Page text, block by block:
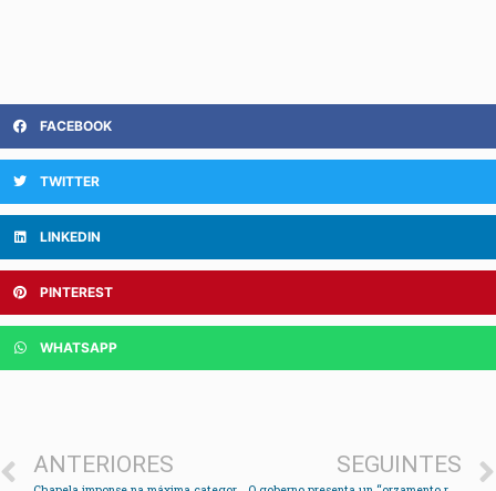
FACEBOOK
TWITTER
LINKEDIN
PINTEREST
WHATSAPP
ANTERIORES SEGUINTES